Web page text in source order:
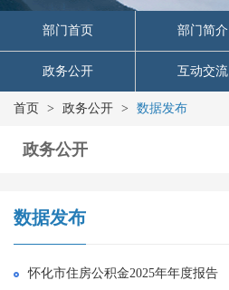
部门首页 部门简介
政务公开 互动交流
首页 > 政务公开 > 数据发布
政务公开
数据发布
怀化市住房公积金2025年年度报告